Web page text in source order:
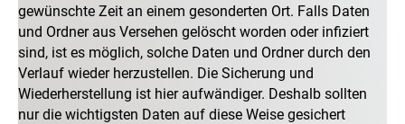
gewünschte Zeit an einem gesonderten Ort. Falls Daten
und Ordner aus Versehen gelöscht worden oder infiziert
sind, ist es möglich, solche Daten und Ordner durch den
Verlauf wieder herzustellen. Die Sicherung und
Wiederherstellung ist hier aufwändiger. Deshalb sollten
nur die wichtigsten Daten auf diese Weise gesichert